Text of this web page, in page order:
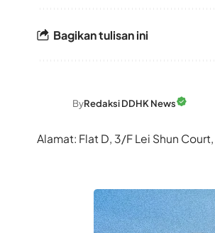
Bagikan tulisan ini
ByRedaksi DDHK News
Alamat: Flat D, 3/F Lei Shun